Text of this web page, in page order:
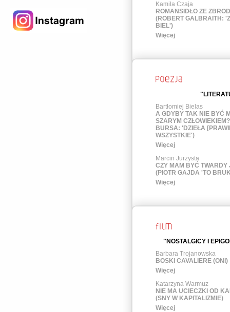
Kamila Czaja
ROMANSIDŁO ZE
(ROBERT GALBRAITH:
BIEL')
Więcej
Bartłomiej Bielas
A GDYBY TAK NIE BYĆ
SZARYM
BURSA: 'DZIEŁA
WSZYSTKIE')
Więcej
Marcin Jurzysta
CZY MAM BYĆ
(PIOTR GAJDA 'TO
Więcej
"NOSTALGICY I
Barbara Trojanowska
BOSKI CAVALIERE (ONI)
Więcej
Katarzyna Warmuz
NIE MA UCIECZKI OD
(SNY W KAPITALIZMIE)
Więcej